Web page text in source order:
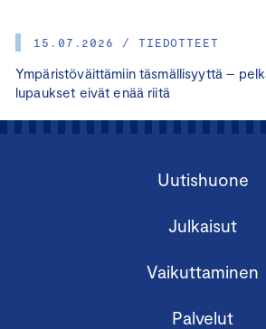
15.07.2026 / TIEDOTTEET
Ympäristöväittämiin täsmällisyyttä –
lupaukset eivät enää riitä
Uutishuone
Julkaisut
Vaikuttaminen
Palvelut